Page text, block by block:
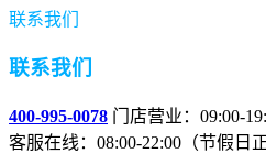
联系我们
联系我们
400-995-0078 门店营业：09:00-
客服在线：08:00-22:00（节假日